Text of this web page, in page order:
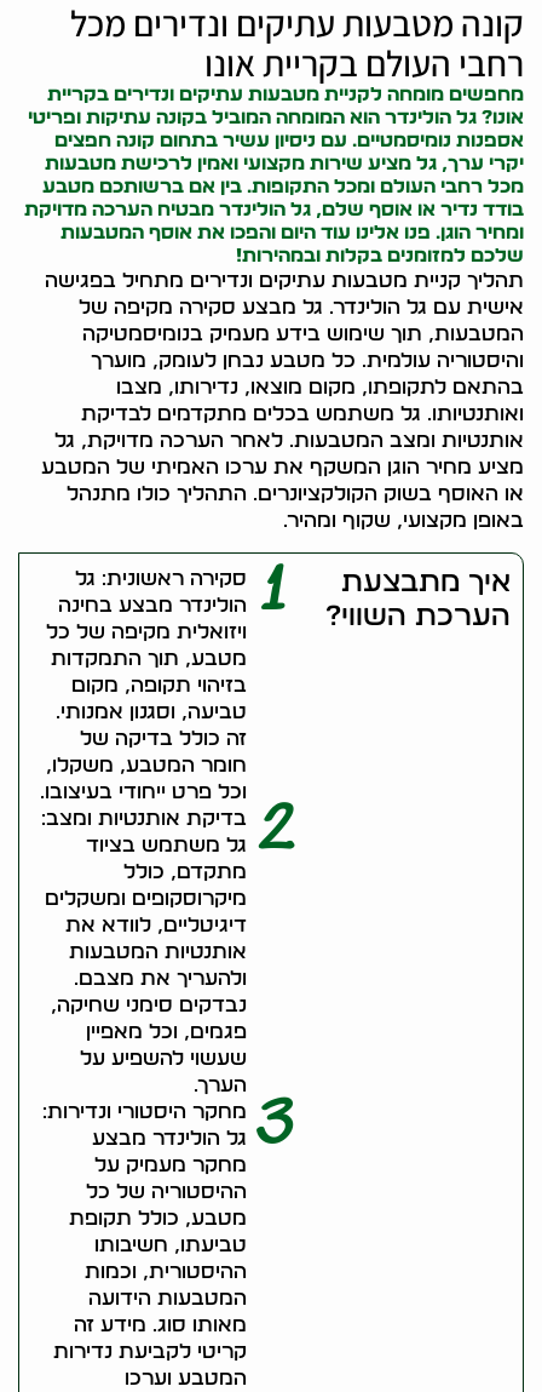
קונה מטבעות עתיקים ונדירים מכל
רחבי העולם בקריית אונו
מחפשים מומחה לקניית מטבעות עתיקים ונדירים בקריית
אונו? גל הולינדר הוא המומחה המוביל בקונה עתיקות ופריטי
אספנות נומיסמטיים. עם ניסיון עשיר בתחום קונה חפצים
יקרי ערך, גל מציע שירות מקצועי ואמין לרכישת מטבעות
מכל רחבי העולם ומכל התקופות. בין אם ברשותכם מטבע
בודד נדיר או אוסף שלם, גל הולינדר מבטיח הערכה מדויקת
ומחיר הוגן. פנו אלינו עוד היום והפכו את אוסף המטבעות
שלכם למזומנים בקלות ובמהירות!
תהליך קניית מטבעות עתיקים ונדירים מתחיל בפגישה
אישית עם גל הולינדר. גל מבצע סקירה מקיפה של
המטבעות, תוך שימוש בידע מעמיק בנומיסמטיקה
והיסטוריה עולמית. כל מטבע נבחן לעומק, מוערך
בהתאם לתקופתו, מקום מוצאו, נדירותו, מצבו
ואותנטיותו. גל משתמש בכלים מתקדמים לבדיקת
אותנטיות ומצב המטבעות. לאחר הערכה מדויקת, גל
מציע מחיר הוגן המשקף את ערכו האמיתי של המטבע
או האוסף בשוק הקולקציונרים. התהליך כולו מתנהל
באופן מקצועי, שקוף ומהיר.
איך מתבצעת
הערכת השווי?
1
סקירה ראשונית: גל
הולינדר מבצע בחינה
ויזואלית מקיפה של כל
מטבע, תוך התמקדות
בזיהוי תקופה, מקום
טביעה, וסגנון אמנותי.
זה כולל בדיקה של
חומר המטבע, משקלו,
וכל פרט ייחודי בעיצובו.
2 בדיקת אותנטיות ומצב:
גל משתמש בציוד
מתקדם, כולל
מיקרוסקופים ומשקלים
דיגיטליים, לוודא את
אותנטיות המטבעות
ולהעריך את מצבם.
נבדקים סימני שחיקה,
פגמים, וכל מאפיין
שעשוי להשפיע על
הערך.
3
מחקר היסטורי ונדירות:
גל הולינדר מבצע
מחקר מעמיק על
ההיסטוריה של כל
מטבע, כולל תקופת
טביעתו, חשיבותו
ההיסטורית, וכמות
המטבעות הידועה
מאותו סוג. מידע זה
קריטי לקביעת נדירות
המטבע וערכו